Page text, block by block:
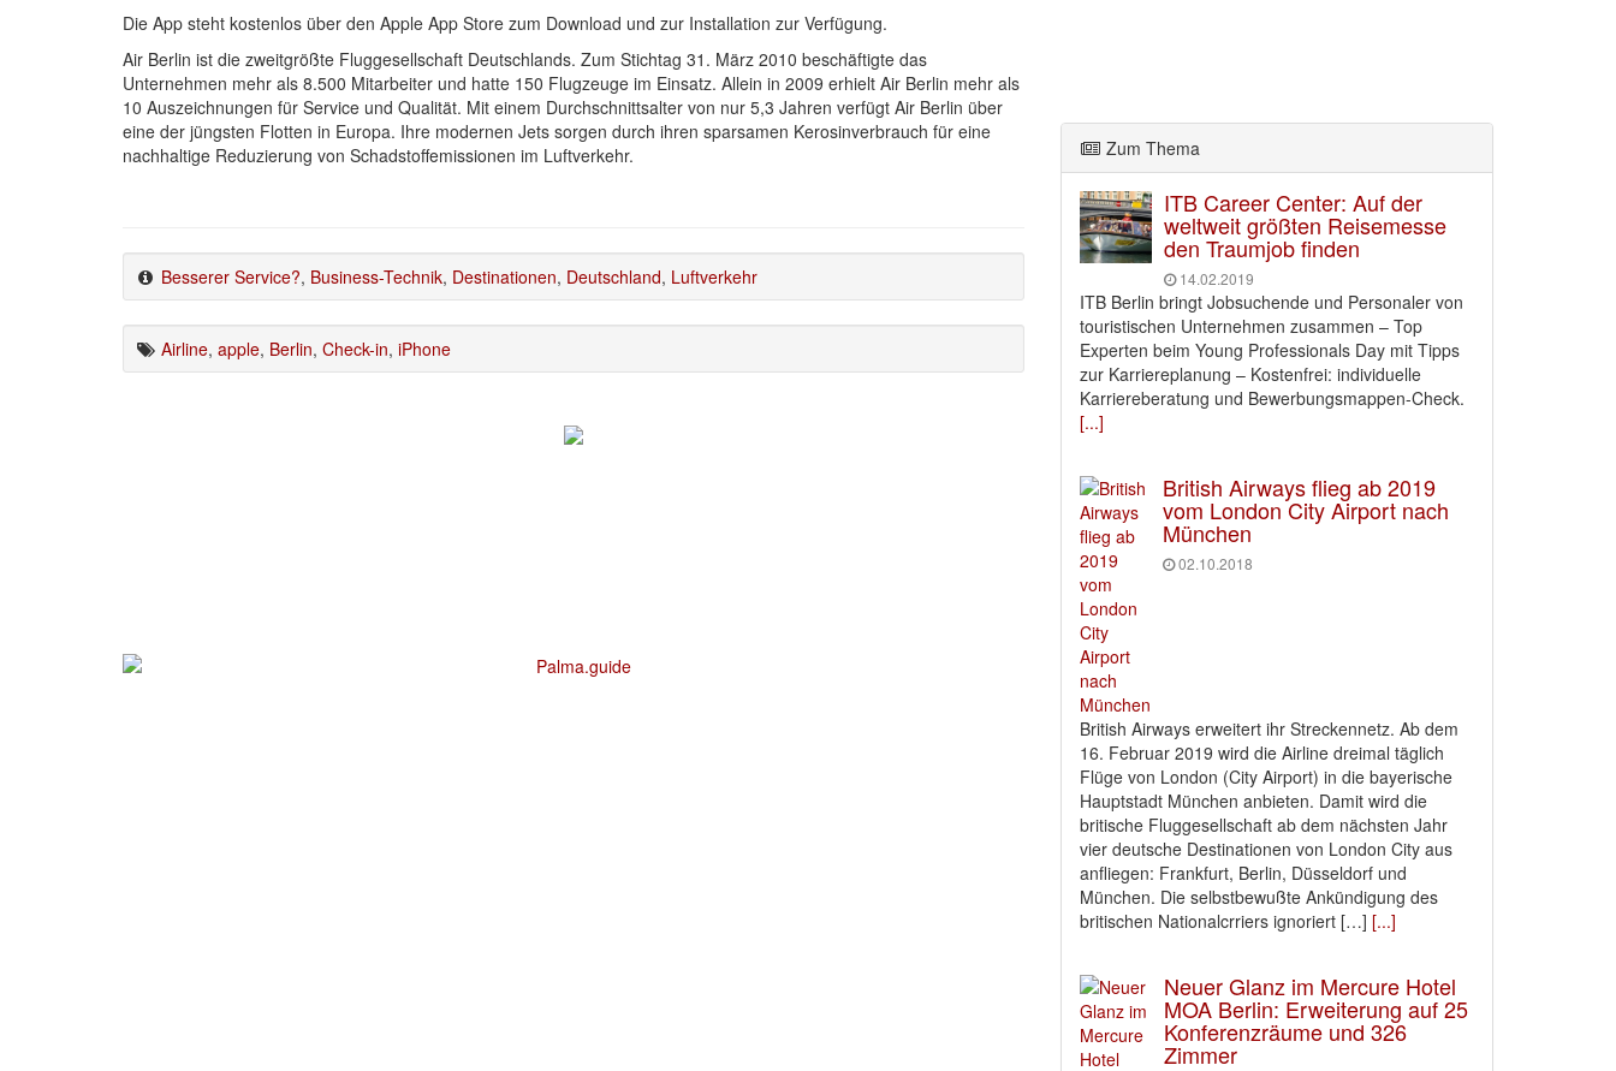
Die App steht kostenlos über den Apple App Store zum Download und zur Installation zur Verfügung.
Air Berlin ist die zweitgrößte Fluggesellschaft Deutschlands. Zum Stichtag 31. März 2010 beschäftigte das
Unternehmen mehr als 8.500 Mitarbeiter und hatte 150 Flugzeuge im Einsatz. Allein in 2009 erhielt Air Berlin mehr als
10 Auszeichnungen für Service und Qualität. Mit einem Durchschnittsalter von nur 5,3 Jahren verfügt Air Berlin über
eine der jüngsten Flotten in Europa. Ihre modernen Jets sorgen durch ihren sparsamen Kerosinverbrauch für eine
nachhaltige Reduzierung von Schadstoffemissionen im Luftverkehr.
Besserer Service?, Business-Technik, Destinationen, Deutschland, Luftverkehr
Airline, apple, Berlin, Check-in, iPhone
Zum Thema
ITB Career Center: Auf der
weltweit größten Reisemesse
den Traumjob finden
14.02.2019
ITB Berlin bringt Jobsuchende und Personaler von
touristischen Unternehmen zusammen – Top
Experten beim Young Professionals Day mit Tipps
zur Karriereplanung – Kostenfrei: individuelle
Karriereberatung und Bewerbungsmappen-Check.
[...]
British Airways flieg ab 2019
vom London City Airport nach
München
02.10.2018
British Airways erweitert ihr Streckennetz. Ab dem
16. Februar 2019 wird die Airline dreimal täglich
Flüge von London (City Airport) in die bayerische
Hauptstadt München anbieten. Damit wird die
britische Fluggesellschaft ab dem nächsten Jahr
vier deutsche Destinationen von London City aus
anfliegen: Frankfurt, Berlin, Düsseldorf und
München. Die selbstbewußte Ankündigung des
britischen Nationalcrriers ignoriert […] [...]
Neuer Glanz im Mercure Hotel
MOA Berlin: Erweiterung auf 25
Konferenzräume und 326
Zimmer